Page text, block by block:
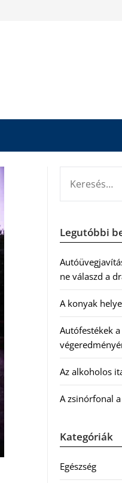
Legutóbbi
ne válaszd a
A konyak
Autófestékek
Az alkoholos
A zsinórfonal
Kategóriák
Egészség